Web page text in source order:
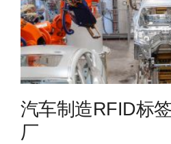
新闻专
汽车制造RFID标
厂